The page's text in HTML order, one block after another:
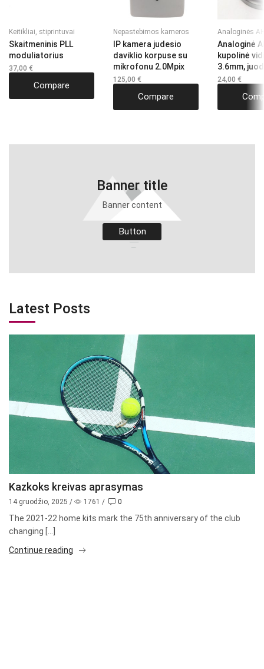
Keitikliai, stiprintuvai
Skaitmeninis PLL
moduliatorius
37,00 €
Compare
Nepastebimos kameros
IP kamera judesio
daviklio korpuse su
mikrofonu 2.0Mpix
125,00€
Compare
Analoginės
Analoginė
kupolinė
3.6mm,
24,00€
Banner title
Banner content
Button
Latest Posts
Kazkoks kreivas aprasymas
14 gruodžio, 2025 / 1761 / 0
The 2021-22 home kits mark the 75th anniversary of the club
changing […]
Continue reading